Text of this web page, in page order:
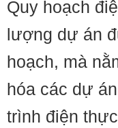
Quy hoạch
lượng dự án
hoạch, mà
hóa các dự
trình điện